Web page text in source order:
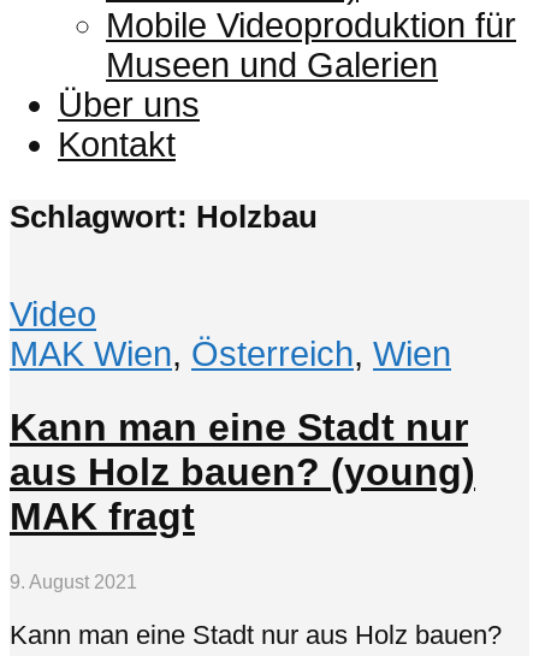
Mobile Videoproduktion für
Museen und Galerien
Über uns
Kontakt
Schlagwort: Holzbau
Video
MAK Wien, Österreich, Wien
Kann man eine Stadt nur
aus Holz bauen? (young)
MAK fragt
9. August 2021
Kann man eine Stadt nur aus Holz bauen?